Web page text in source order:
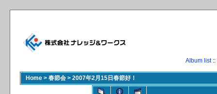
Album list::
Home > 春節会 > 2007年2月15日春節好！